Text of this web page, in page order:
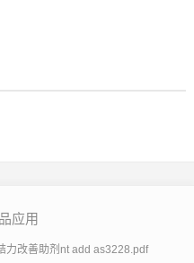
应用
力改善助剂nt add as3228.pdf